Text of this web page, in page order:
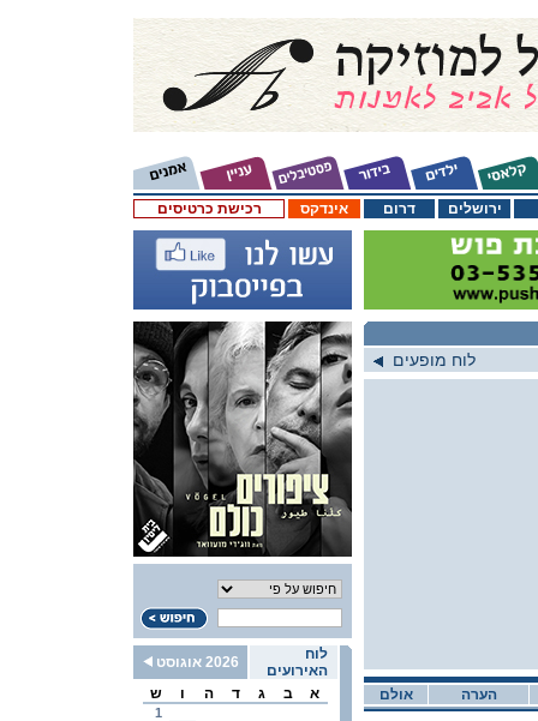
רכישת כרטיסים אינדקס דרום ירושלים
לוח
האירועים
2026 אוגוסט
א
ב ג ד ה ו ש
1
לוח מופעים
אולם הערה